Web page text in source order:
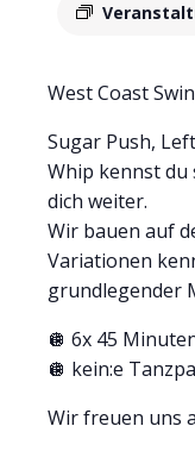
West Coast
Sugar Push,
Whip kennst du
dich weiter.
Wir bauen auf
Variationen
grundlegender
🪩 6x 45
🪩 kein:e
Wir freuen uns